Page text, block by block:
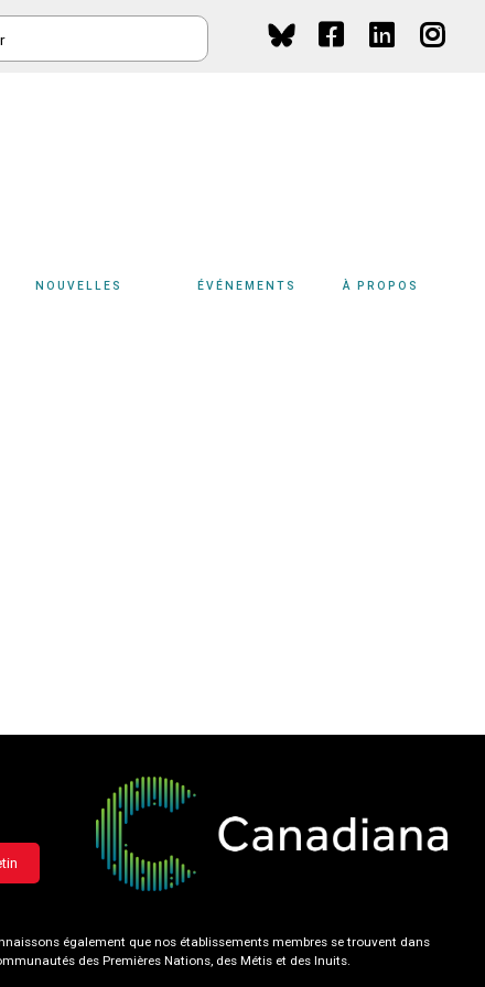
NOUVELLES ÉVÉNEMENTS À PROPOS
également que nos établissements membres se trouvent dans
des Premières Nations, des Métis et des Inuits.